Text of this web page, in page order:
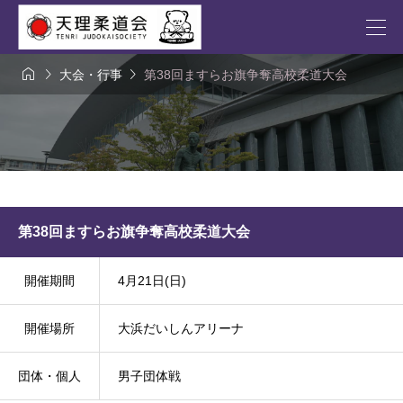
  大会・行事  第38回ますらお旗争奪高校柔道大会
第38回ますらお旗争奪高校柔道大会
開催期間 4月21日(日)
開催場所 大浜だいしんアリーナ
団体・個人 男子団体戦